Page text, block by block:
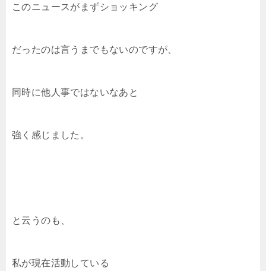
このニュースがまずショッキング
だったのは言うまでもないのですが、
同時に他人事ではないなあと
強く感じました。
と云うのも、
私が現在活動している